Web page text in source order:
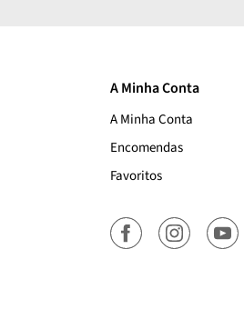
A Minha Conta
A Minha Conta
Encomendas
Favoritos